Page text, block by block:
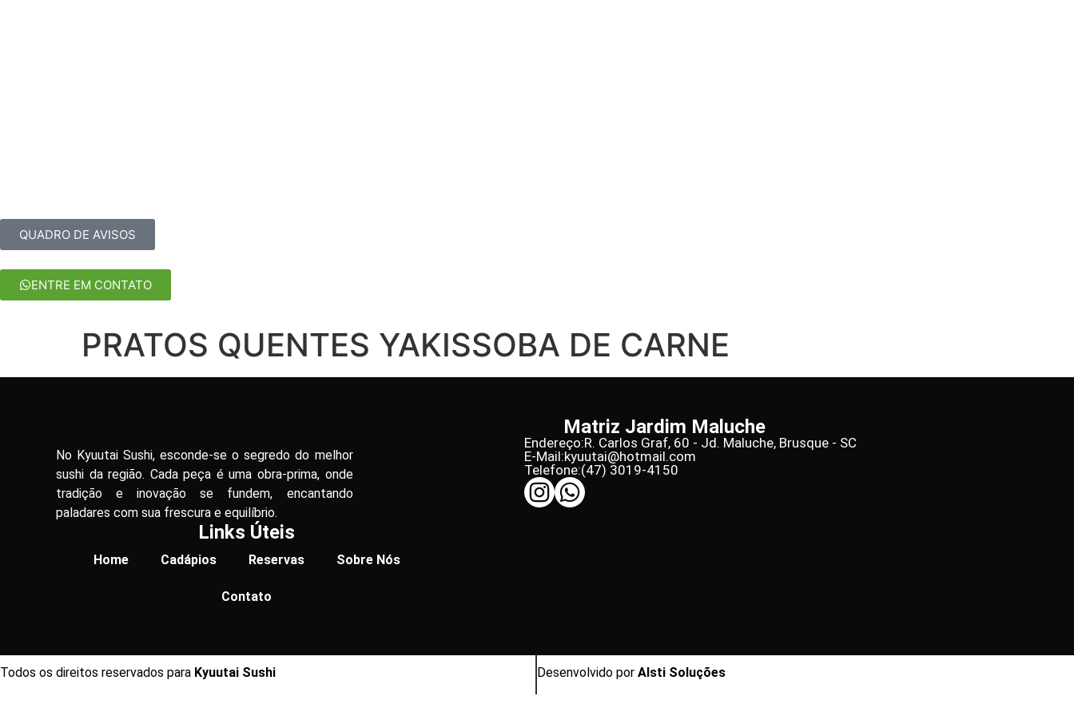
QUADRO DE AVISOS
ENTRE EM CONTATO
PRATOS QUENTES YAKISSOBA DE CARNE
No Kyuutai Sushi, esconde-se o segredo do melhor
sushi da região. Cada peça é uma obra-prima, onde
tradição e inovação se fundem, encantando
paladares com sua frescura e equilíbrio.
Links Úteis
Home Cadápios Reservas Sobre Nós
Contato
Matriz Jardim Maluche
Endereço:R. Carlos Graf, 60 - Jd. Maluche, Brusque - SC
E-Mail:kyuutai@hotmail.com
Telefone:(47) 3019-4150
Todos os direitos reservados para Kyuutai Sushi Desenvolvido por Alsti Soluções